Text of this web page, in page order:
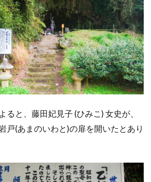
ると、藤田妃見子 (ひみこ) 女史が、
戸(あまのいわと)の扉を開いたとあり